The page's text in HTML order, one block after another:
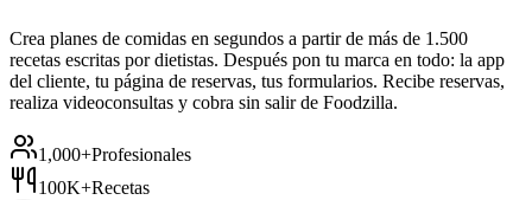
Crea planes de comidas en segundos a partir de más de 1.500
recetas escritas por dietistas. Después pon tu marca en todo: la app
del cliente, tu página de reservas, tus formularios. Recibe reservas,
realiza videoconsultas y cobra sin salir de Foodzilla.
1,000+Profesionales
100K+Recetas